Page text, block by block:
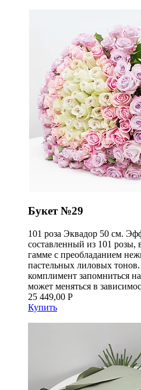
Букет №29
101 роза Эквадор 50 см.
составленный из 101 розы,
гамме с преобладанием
пастельных лиловых
комплимент запомниться
может меняться в
25 449,00 Р
Купить